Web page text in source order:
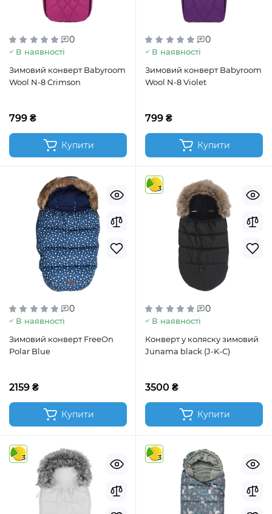
0
В наявності
Зимовий конверт Babyroom
Wool N-8 Crimson
799 ₴
Купити
0
В наявності
Зимовий конверт Babyroom
Wool N-8 Violet
799 ₴
Купити
0
В наявності
Зимовий конверт FreeOn
Polar Blue
2159 ₴
Купити
3
0
В наявності
Конверт у коляску зимовий
Junama black (J-K-С)
3500 ₴
Купити
3 3